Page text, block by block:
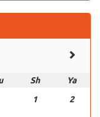
Sh
Ya
1
2